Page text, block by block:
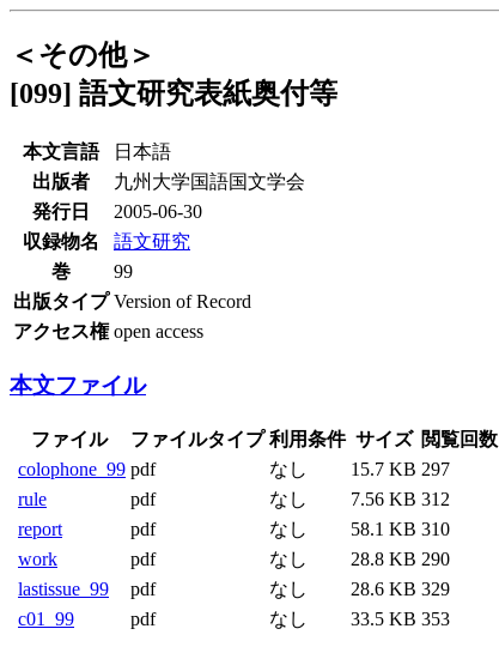
＜その他＞
[099] 語文研究表紙奥付等
本文言語
日本語
出版者
九州大学国語国文学会
発行日
2005-06-30
収録物名
語文研究
巻
99
出版タイプ Version of Record
アクセス権 open access
本文ファイル
ファイル ファイルタイプ 利用条件 サイズ 閲覧回数
colophone_99 pdf なし 15.7 KB 297
rule
pdf なし 7.56 KB 312
report
pdf なし 58.1 KB 310
work
pdf なし 28.8 KB 290
lastissue_99
pdf なし 28.6 KB 329
c01_99
pdf なし 33.5 KB 353